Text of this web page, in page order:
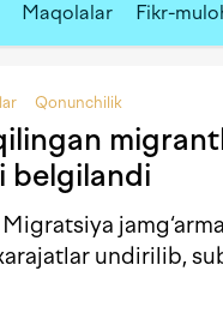
Maqolalar Fikr-
Qonunchilik
belgilandi
undirilib,